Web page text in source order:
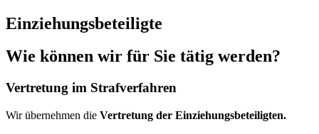
Einziehungsbeteiligte
Wie können wir für Sie tätig werden?
Vertretung im Strafverfahren
Wir übernehmen die Vertretung der Einziehungsbeteiligten.